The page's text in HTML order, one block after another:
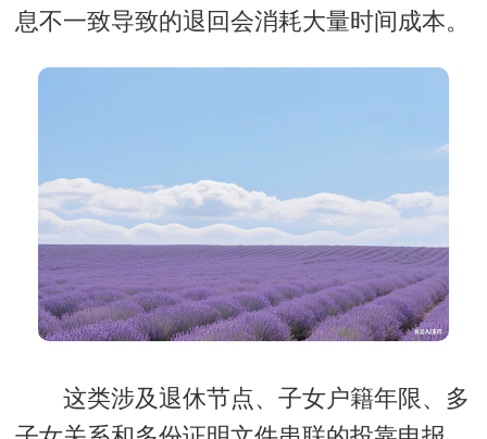
息不一致导致的退回会消耗大量时间成本。
这类涉及退休节点、子女户籍年限、多